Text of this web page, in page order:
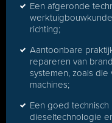
Een afgeronde
richting;
Aantoonbare
repareren van
systemen, zoals
machines;
Een goed
dieseltechnologie